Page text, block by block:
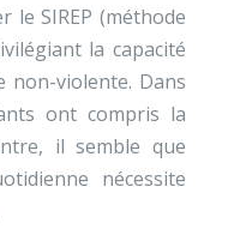
le SIREP (méthode
la capacité
non-violente. Dans
ont compris la
il semble que
nécessite